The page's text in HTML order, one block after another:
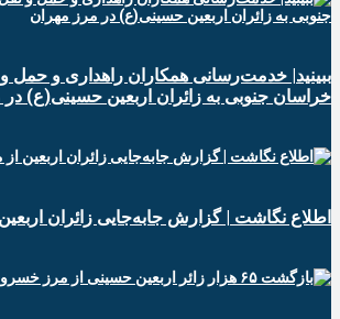
ببینید| خدمت‌رسانی همکاران راهداری و حمل
خراسان جنوبی به زائران اربعین حسینی(ع)
️اطلاع نگاشت | گزارش جابه‌جایی زائران